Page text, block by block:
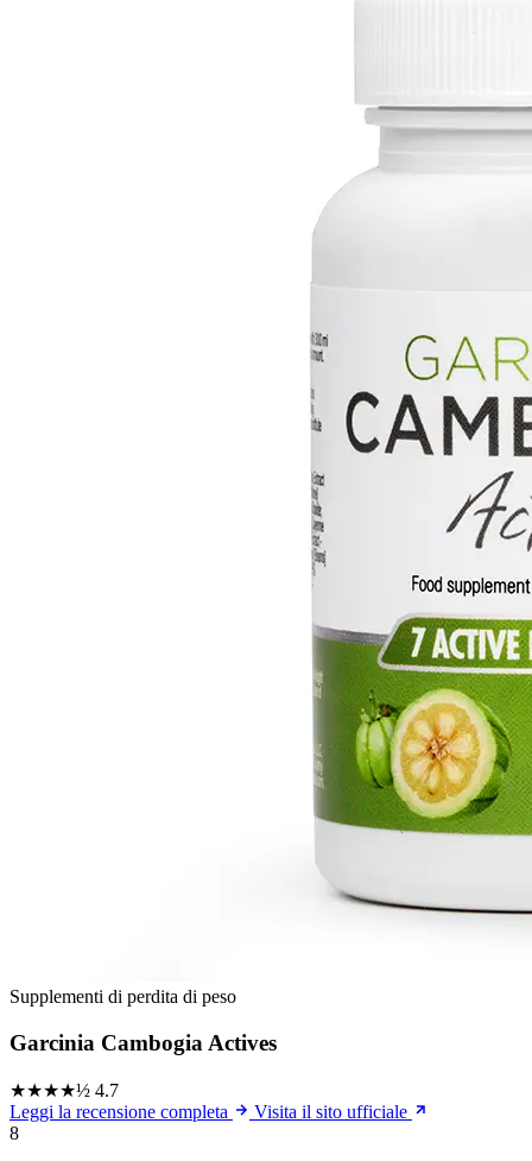
Supplementi di perdita di peso
Garcinia Cambogia Actives
★★★★½ 4.7
Leggi la recensione completa
Visita il sito ufficiale
8